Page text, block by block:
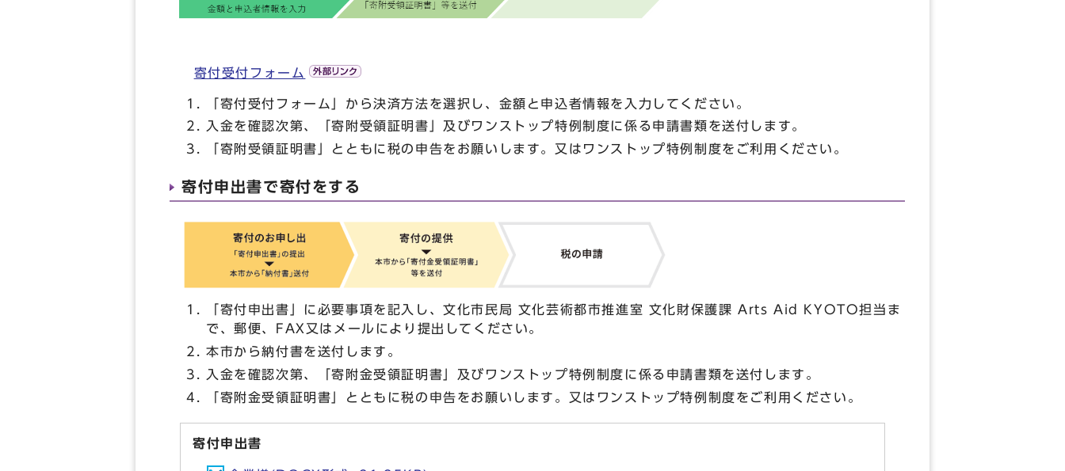
寄付受付フォーム
「寄付受付フォーム」から決済方法を選択し、金額と申込者情報を入力してください。
入金を確認次第、「寄附受領証明書」及びワンストップ特例制度に係る申請書類を送付します。
「寄附受領証明書」とともに税の申告をお願いします。又はワンストップ特例制度をご利用ください。
寄付申出書で寄付をする
「寄付申出書」に必要事項を記入し、文化市民局 文化芸術都市推進室 文化財保護課 Arts Aid KYOTO担当ま
で、郵便、FAX又はメールにより提出してください。
本市から納付書を送付します。
入金を確認次第、「寄附金受領証明書」及びワンストップ特例制度に係る申請書類を送付します。
「寄附金受領証明書」とともに税の申告をお願いします。又はワンストップ特例制度をご利用ください。
寄付申出書